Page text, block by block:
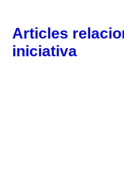
Articles
iniciativa